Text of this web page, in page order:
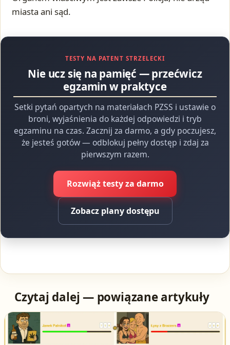
miasta ani sąd.
TESTY NA PATENT STRZELECKI
Nie ucz się na pamięć — przećwicz
egzamin w praktyce
Setki pytań opartych na materiałach PZSS i ustawie o
broni, wyjaśnienia do każdej odpowiedzi i tryb
egzaminu na czas. Zacznij za darmo, a gdy poczujesz,
że jesteś gotów — odblokuj pełny dostęp i zdaj za
pierwszym razem.
Rozwiąż testy za darmo
Zobacz plany dostępu
Czytaj dalej — powiązane artykuły